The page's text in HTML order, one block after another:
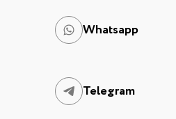
Whatsapp
Telegram